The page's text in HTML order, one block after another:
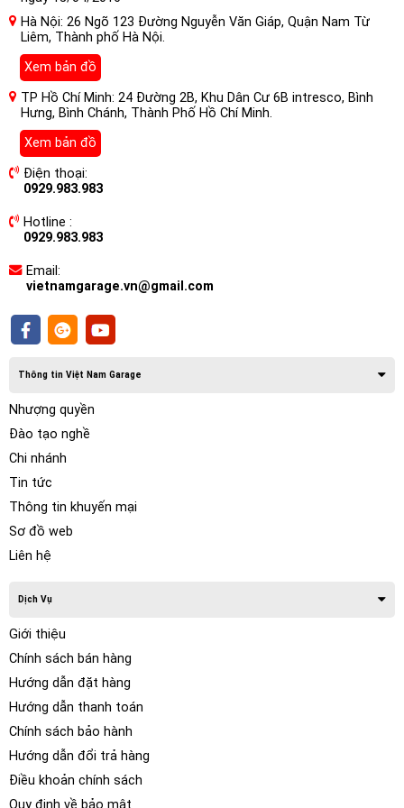
Tại sao cần lắp đặt Camera 360 Owin
Plus Xem Video Online Cho Xe
Mercedes E180
chỉnh. Vì vậy, trong khi điều khiển ô tô, người ta phải hoàn
các thông số của ô tô. Dưới đây là bốn lo lắng chính khi một
người lái xe ô tô.
Lùi an toàn
Hà Nội: 26 Ngõ 123 Đường Nguyễn Văn Giáp, Quận Nam Từ
Liêm, Thành phố Hà Nội.
Xem bản đồ
TP Hồ Chí Minh: 24 Đường 2B, Khu Dân Cư 6B intresco, Bình
Hưng, Bình Chánh, Thành Phố Hồ Chí Minh.
Xem bản đồ
Điện thoại:
0929.983.983
Hotline :
0929.983.983
Email:
vietnamgarage.vn@gmail.com
Thông tin Việt Nam Garage
Nhượng quyền
Đào tạo nghề
Chi nhánh
Tin tức
Thông tin khuyến mại
Sơ đồ web
Liên hệ
Dịch Vụ
Giới thiệu
Chính sách bán hàng
Hướng dẫn đặt hàng
Hướng dẫn thanh toán
Chính sách bảo hành
Hướng dẫn đổi trả hàng
Điều khoản chính sách
Quy định về bảo mật